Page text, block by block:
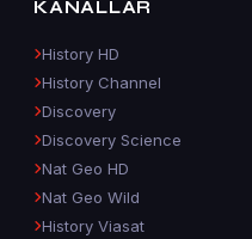
KANALLAR
History HD
History Channel
Discovery
Discovery Science
Nat Geo HD
Nat Geo Wild
History Viasat